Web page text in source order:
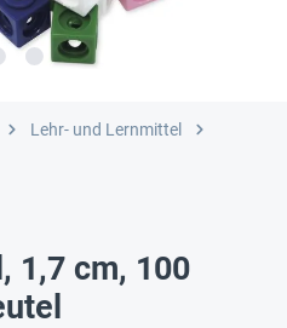
Lehr- und Lernmittel
1,7 cm, 100